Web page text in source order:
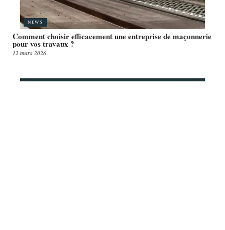
NEWS
Comment choisir efficacement une entreprise de maçonnerie
pour vos travaux ?
12 mars 2026